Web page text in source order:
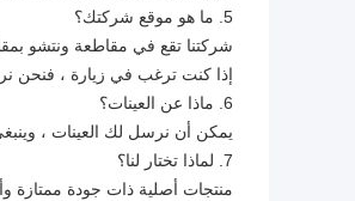
5. ما هو موقع شركتك؟
شركتنا تقع في مقاطعة ونتشو
إذا كنت ترغب في زيارة ، فنحن
6. ماذا عن العينات؟
يمكن أن نرسل لك العينات ،
7. لماذا تختار لنا؟
منتجات أصلية ذات جودة ممتازة